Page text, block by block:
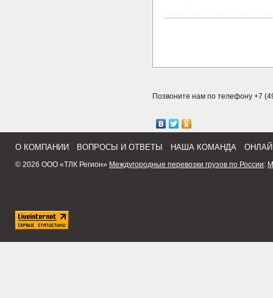
Позвоните нам по телефону +7
О КОМПАНИИ ВОПРОСЫ И ОТВЕТЫ НАША КОМАНДА
© 2026 ООО «ТЛК Регион» Междугородные перевозки грузов по России: